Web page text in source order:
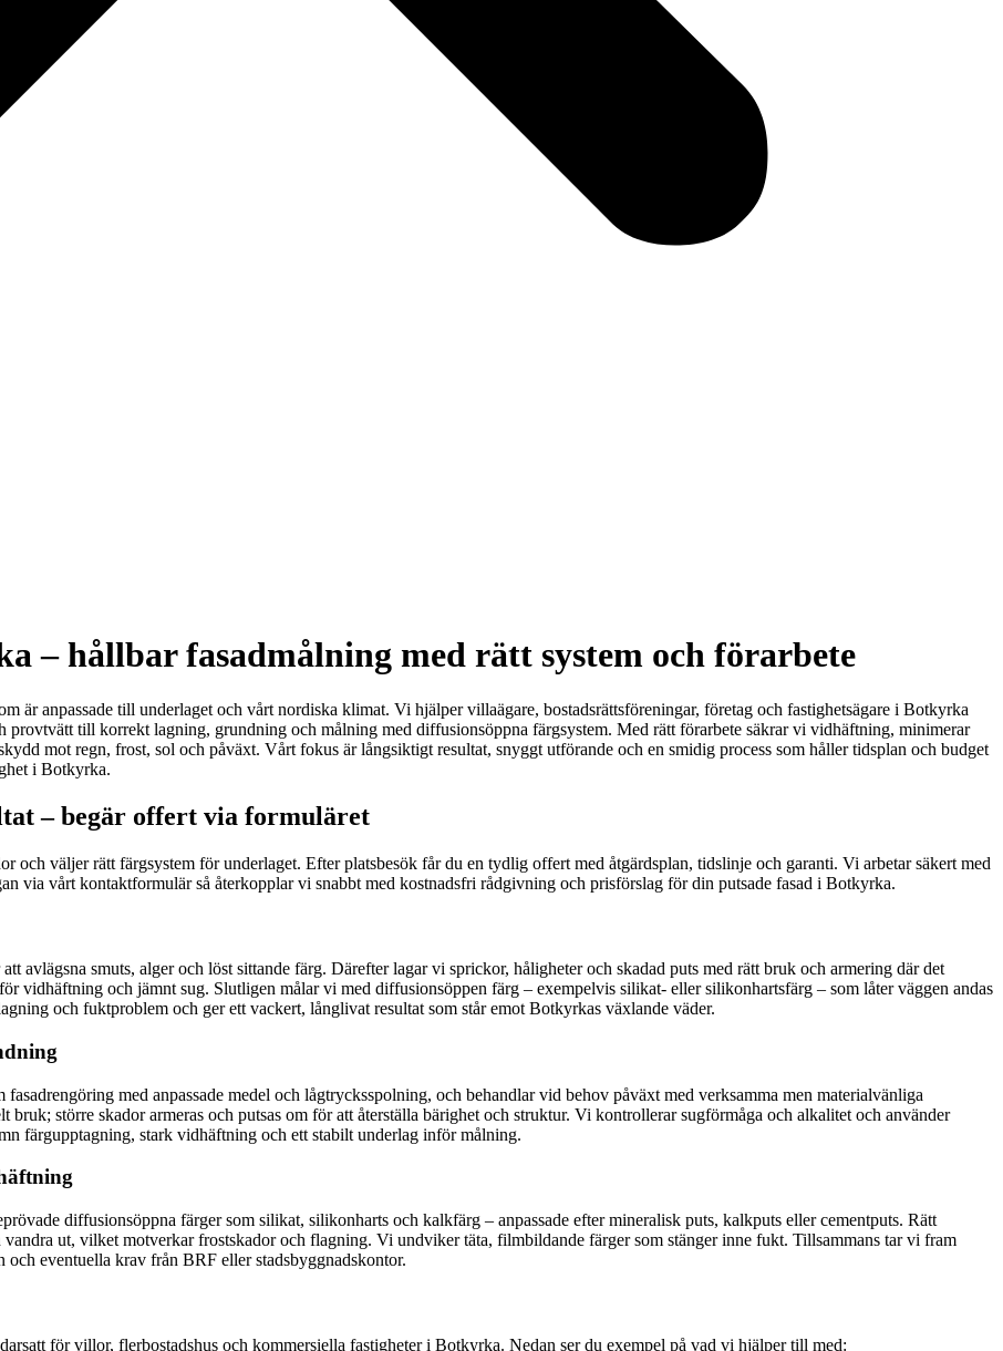
– hållbar fasadmålning med rätt system och förarbete
är anpassade till underlaget och vårt nordiska klimat. Vi hjälper villaägare, bostadsrättsföreningar, företag och fastighetsägare i Botkyrka
provtvätt till korrekt lagning, grundning och målning med diffusionsöppna färgsystem. Med rätt förarbete säkrar vi vidhäftning, minimerar
mot regn, frost, sol och påväxt. Vårt fokus är långsiktigt resultat, snyggt utförande och en smidig process som håller tidsplan och budget
i Botkyrka.
– begär offert via formuläret
och väljer rätt färgsystem för underlaget. Efter platsbesök får du en tydlig offert med åtgärdsplan, tidslinje och garanti. Vi arbetar säkert med
via vårt kontaktformulär så återkopplar vi snabbt med kostnadsfri rådgivning och prisförslag för din putsade fasad i Botkyrka.
avlägsna smuts, alger och löst sittande färg. Därefter lagar vi sprickor, håligheter och skadad puts med rätt bruk och armering där det
vidhäftning och jämnt sug. Slutligen målar vi med diffusionsöppen färg – exempelvis silikat- eller silikonhartsfärg – som låter väggen andas
och fuktproblem och ger ett vackert, långlivat resultat som står emot Botkyrkas växlande väder.
med anpassade medel och lågtrycksspolning, och behandlar vid behov påväxt med verksamma men materialvänliga
större skador armeras och putsas om för att återställa bärighet och struktur. Vi kontrollerar sugförmåga och alkalitet och använder
färgupptagning, stark vidhäftning och ett stabilt underlag inför målning.
diffusionsöppna färger som silikat, silikonharts och kalkfärg – anpassade efter mineralisk puts, kalkputs eller cementputs. Rätt
ut, vilket motverkar frostskador och flagning. Vi undviker täta, filmbildande färger som stänger inne fukt. Tillsammans tar vi fram
eventuella krav från BRF eller stadsbyggnadskontor.
för villor, flerbostadshus och kommersiella fastigheter i Botkyrka. Nedan ser du exempel på vad vi hjälper till med: